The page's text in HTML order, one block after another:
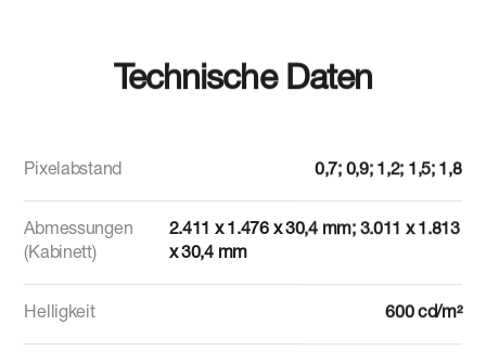
Technische Daten
Pixelabstand 0,7; 0,9; 1,2; 1,5; 1,8
Abmessungen
(Kabinett)
2.411 x 1.476 x 30,4 mm; 3.011 x 1.813
x 30,4 mm
Helligkeit 600 cd/m²